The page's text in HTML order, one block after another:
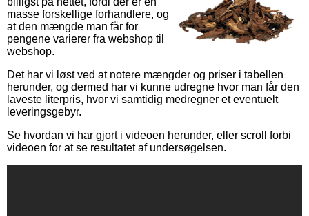
masse forskellige forhandlere, og
at den mængde man får for
pengene varierer fra webshop til
webshop.
Det har vi løst ved at notere mængder og priser i tabellen
herunder, og dermed har vi kunne udregne hvor man får den
laveste literpris, hvor vi samtidig medregner et eventuelt
leveringsgebyr.
Se hvordan vi har gjort i videoen herunder, eller scroll forbi
videoen for at se resultatet af undersøgelsen.